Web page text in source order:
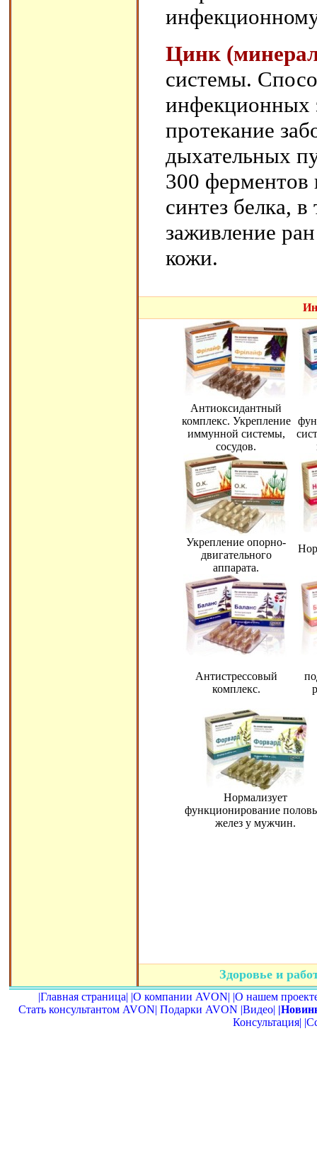
Цинк
системы.
инфекционных
протекание
дыхательных
300 ферментов
синтез белка,
заживление
кожи.
Антиоксидантный
комплекс. Укрепление
иммунной системы,
сосудов.
Укрепление опорно-
двигательного
аппарата.
Антистрессовый
комплекс.
Нормализует
функционирование
желез у мужчин.
Здоровье и
|Главная страница| |О компании AVON| |О нашем
Стать консультантом AVON| Подарки AVON |Видео|
Консультация|